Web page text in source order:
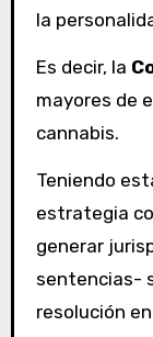
la
Es decir, la
mayores de
cannabis.
Teniendo
estrategia
generar
sentencias-
resolución